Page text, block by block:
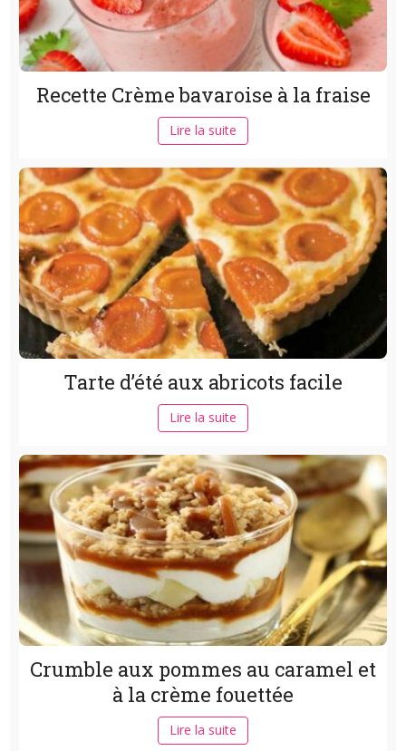
Recette Crème bavaroise à la fraise
Lire la suite
Tarte d’été aux abricots facile
Lire la suite
Crumble aux pommes au caramel et
à la crème fouettée
Lire la suite